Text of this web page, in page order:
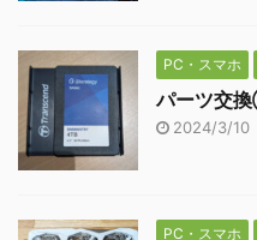
PC・スマホ
パーツ交
2024/3/10
PC・スマホ